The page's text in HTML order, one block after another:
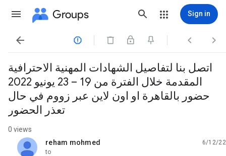
Groups Sign in
   
اتصل بنا لتفاصيل الشهادات المهنية الاحترافية
المقدمة خلال الفترة من 19 – 23 يونيو 2022
حضور بالقاهرة او اون لاين عبر زووم في حال
تعذر الحضور
0 views
reham mohmed
unread,
6/12/22
to